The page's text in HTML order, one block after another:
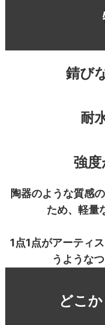
錆び
耐
強
陶器のような質感
ため、軽量
1点1点がアーティ
うような
どこ